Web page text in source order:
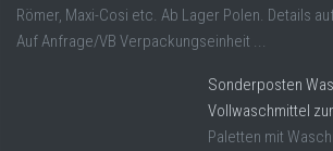
Römer, Maxi-Cosi etc. Ab Lager Polen. Details
Auf Anfrage/VB Verpackungseinheit ...
Sonderposten
Vollwaschmittel
Paletten mit